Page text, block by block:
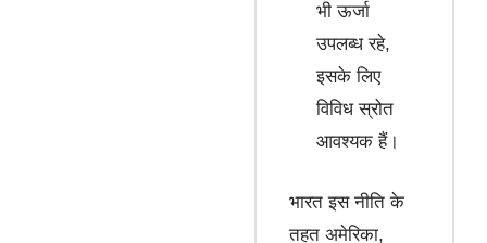
भी ऊर्जा
उपलब्ध रहे,
इसके लिए
विविध स्रोत
आवश्यक हैं।
भारत इस नीति के
तहत अमेरिका,